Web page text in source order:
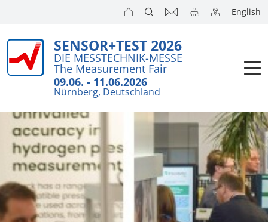
English
SENSOR+TEST 2026
DIE MESSTECHNIK-MESSE
The Measurement Fair
09.06. - 11.06.2026
Nürnberg, Deutschland